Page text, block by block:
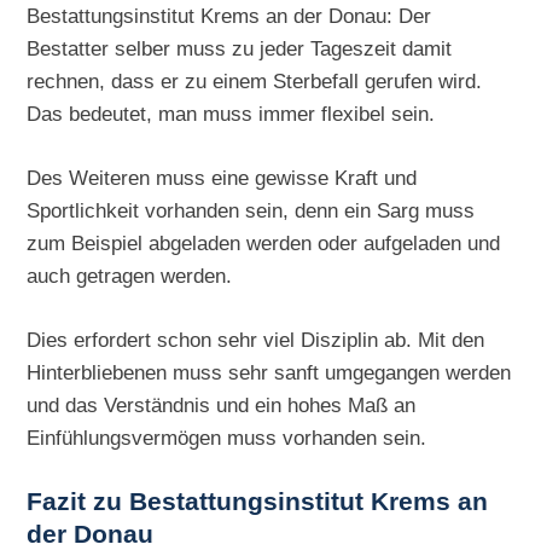
Bestattungsinstitut Krems an der Donau: Der
Bestatter selber muss zu jeder Tageszeit damit
rechnen, dass er zu einem Sterbefall gerufen wird.
Das bedeutet, man muss immer flexibel sein.
Des Weiteren muss eine gewisse Kraft und
Sportlichkeit vorhanden sein, denn ein Sarg muss
zum Beispiel abgeladen werden oder aufgeladen und
auch getragen werden.
Dies erfordert schon sehr viel Disziplin ab. Mit den
Hinterbliebenen muss sehr sanft umgegangen werden
und das Verständnis und ein hohes Maß an
Einfühlungsvermögen muss vorhanden sein.
Fazit zu Bestattungsinstitut Krems an
der Donau